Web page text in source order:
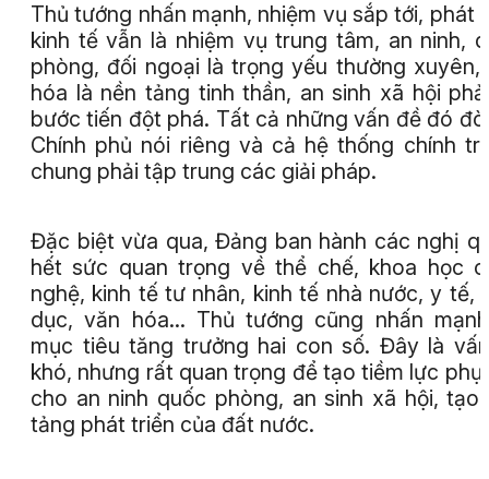
Thủ tướng nhấn mạnh, nhiệm vụ sắp tới, phát
kinh tế vẫn là nhiệm vụ trung tâm, an ninh,
phòng, đối ngoại là trọng yếu thường xuyên,
hóa là nền tảng tinh thần, an sinh xã hội
bước tiến đột phá. Tất cả những vấn đề đó
Chính phủ nói riêng và cả hệ thống chính
chung phải tập trung các giải pháp.
Đặc biệt vừa qua, Đảng ban hành các nghị
hết sức quan trọng về thể chế, khoa học
nghệ, kinh tế tư nhân, kinh tế nhà nước, y tế,
dục, văn hóa... Thủ tướng cũng nhấn
mục tiêu tăng trưởng hai con số. Đây là
khó, nhưng rất quan trọng để tạo tiềm lực
cho an ninh quốc phòng, an sinh xã hội, tạo
tảng phát triển của đất nước.